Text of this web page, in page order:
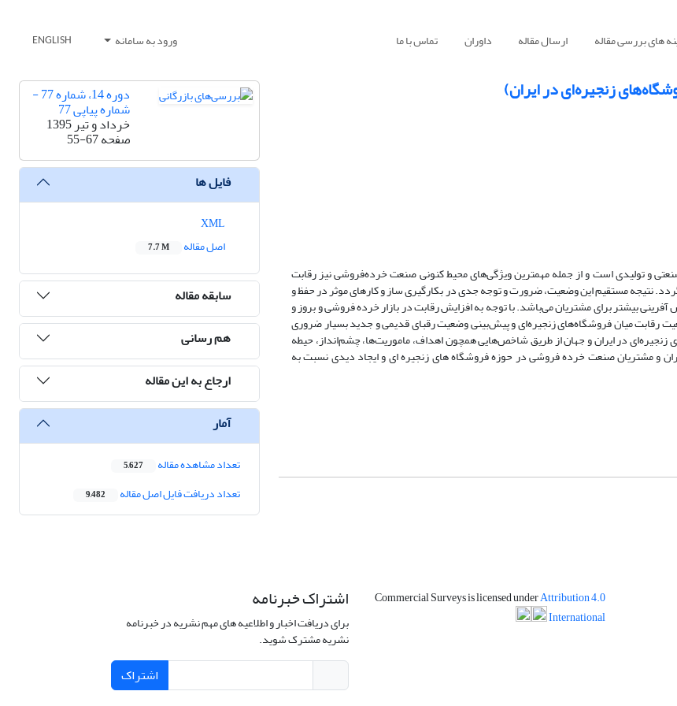
های بررسی مقاله ارسال مقاله داوران تماس با ما ورود به سامانه ENGLISH
زنجیره‌ای در ایران)
و تولیدی است و از جمله مهمترین ویژگی‌های محیط کنونی صنعت خرده‌فروشی نیز رقابت
نتیجه مستقیم این وضعیت، ضرورت و توجه جدی در بکارگیری ساز و کارهای موثر در حفظ و
بیشتر برای مشتریان می‌باشد. با توجه به افزایش رقابت در بازار خرده فروشی و بروز و
رقابت میان فروشگاه‌های زنجیره‌ای و پیش‌بینی وضعیت رقبای قدیمی و جدید بسیار ضروری
در ایران و جهان از طریق شاخص‌هایی همچون اهداف، ماموریت‌ها، چشم‌انداز، حیطه
و مشتریان صنعت خرده فروشی در حوزه فروشگاه های زنجیره ای و ایجاد دیدی نسبت به
دوره 14، شماره 77 -
شماره پیاپی 77
خرداد و تیر 1395
صفحه55-67
فایل ها
اصل مقاله
7.7 M
سابقه مقاله
هم رسانی
ارجاع به این مقاله
آمار
تعداد مشاهده مقاله 5,627
تعداد دریافت فایل اصل مقاله 9,482
Commercial Surveys is licensed underAttribution 4.0
International
اشتراک خبرنامه
برای دریافت اخبار و اطلاعیه های مهم نشریه در خبرنامه
نشریه مشترک شوید.
اشتراک